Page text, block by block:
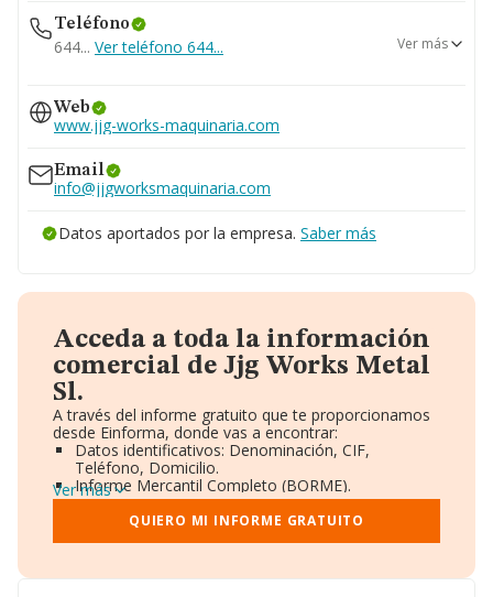
Teléfono
644... Ver teléfono 644...
606...
Ver teléfono 606...
Ver más
Web
www.jjg-works-maquinaria.com
Email
info@jjgworksmaquinaria.com
Datos aportados por la empresa. Saber más
Acceda a toda la información
comercial de Jjg Works Metal
Sl.
A través del informe gratuito que te proporcionamos
desde Einforma, donde vas a encontrar:
Datos identificativos: Denominación, CIF,
Teléfono, Domicilio.
Informe Mercantil Completo (BORME).
Gráficos de Evolución Ventas y Empleados.
Consejo de Administración y Administradores.
Directivos y Ejecutivos.
Ver más
QUIERO MI INFORME GRATUITO